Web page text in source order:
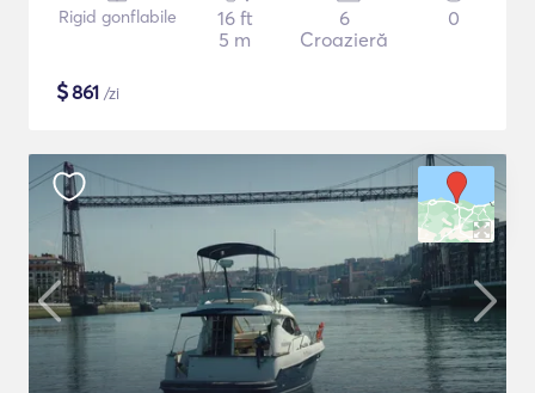
Rigid gonflabile
16 ft
5 m
6
Croazieră
0
$861 /zi